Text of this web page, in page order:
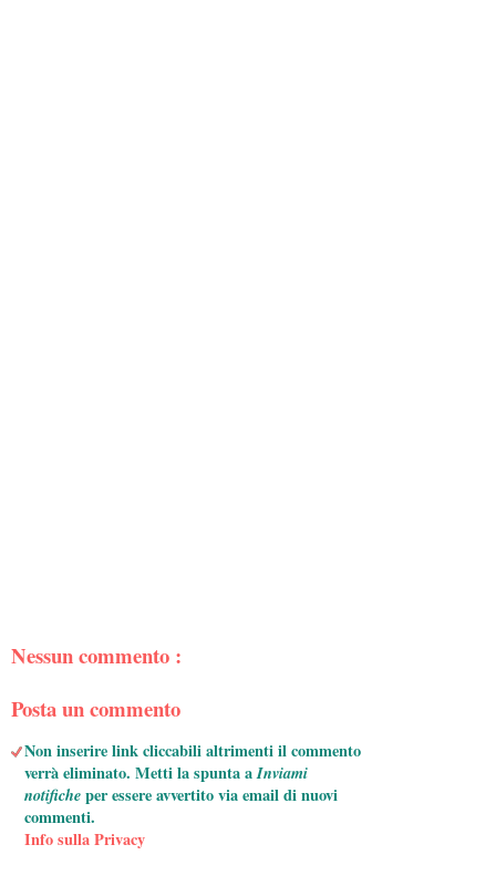
Nessun commento :
Posta un commento
Non inserire link cliccabili altrimenti il commento
verrà eliminato. Metti la spunta aInviami
notificheper essere avvertito via email di nuovi
commenti.
Info sulla Privacy